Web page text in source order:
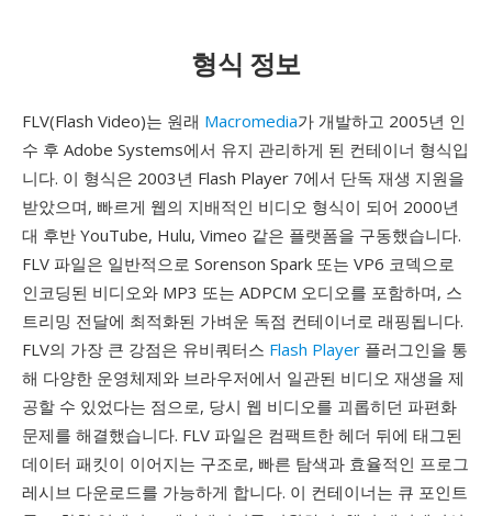
형식 정보
FLV(Flash Video)는 원래 Macromedia가 개발하고 2005년 인
수 후 Adobe Systems에서 유지 관리하게 된 컨테이너 형식입
니다. 이 형식은 2003년 Flash Player 7에서 단독 재생 지원을
받았으며, 빠르게 웹의 지배적인 비디오 형식이 되어 2000년
대 후반 YouTube, Hulu, Vimeo 같은 플랫폼을 구동했습니다.
FLV 파일은 일반적으로 Sorenson Spark 또는 VP6 코덱으로
인코딩된 비디오와 MP3 또는 ADPCM 오디오를 포함하며, 스
트리밍 전달에 최적화된 가벼운 독점 컨테이너로 래핑됩니다.
FLV의 가장 큰 강점은 유비쿼터스 Flash Player 플러그인을 통
해 다양한 운영체제와 브라우저에서 일관된 비디오 재생을 제
공할 수 있었다는 점으로, 당시 웹 비디오를 괴롭히던 파편화
문제를 해결했습니다. FLV 파일은 컴팩트한 헤더 뒤에 태그된
데이터 패킷이 이어지는 구조로, 빠른 탐색과 효율적인 프로그
레시브 다운로드를 가능하게 합니다. 이 컨테이너는 큐 포인트